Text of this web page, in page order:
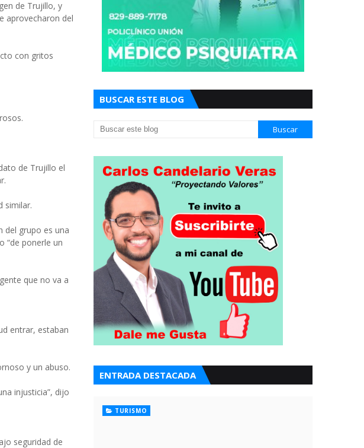
de Trujillo, y
aprovecharon del
con gritos
de Trujillo el
similar.
del grupo es una
“de ponerle un
que no va a
entrar, estaban
y un abuso.
injusticia”, dijo
seguridad de
BUSCAR ESTE BLOG
ENTRADA DESTACADA
TURISMO